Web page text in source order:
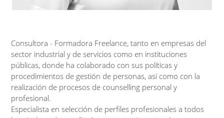
Consultora - Formadora Freelance, tanto en empresas del
sector industrial y de servicios como en instituciones
públicas, donde ha colaborado con sus políticas y
procedimientos de gestión de personas, así como con la
realización de procesos de counselling personal y
profesional.
Especialista en selección de perfiles profesionales a todos